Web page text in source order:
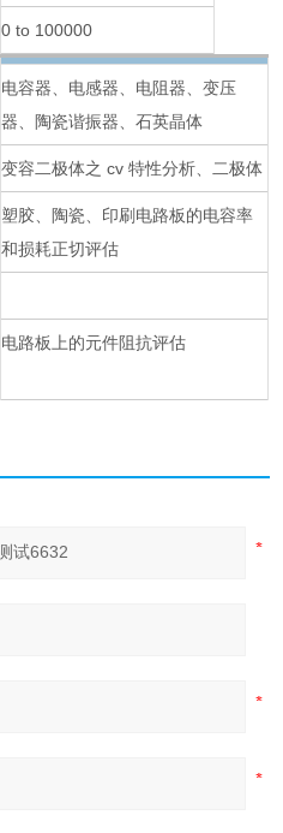
0 to 100000
电容器、电感器、电阻器、变压
器、陶瓷谐振器、石英晶体
变容二极体之 cv 特性分析、二极体
塑胶、陶瓷、印刷电路板的电容率
和损耗正切评估
电路板上的元件阻抗评估